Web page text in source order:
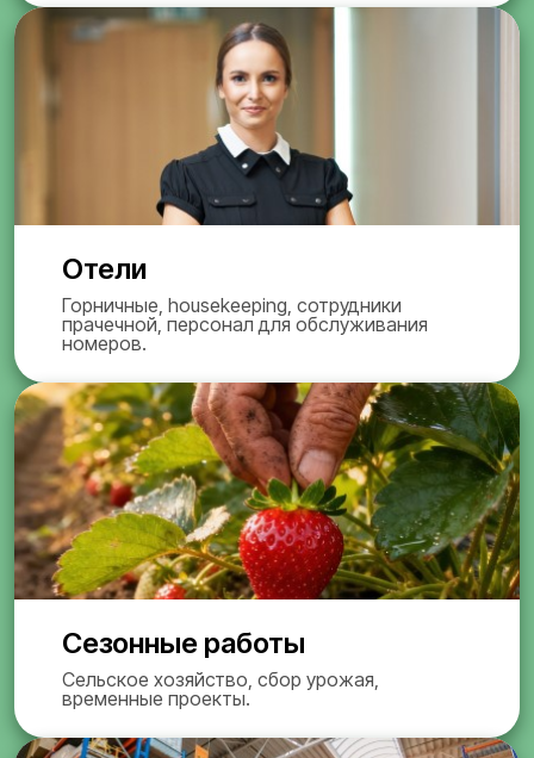
Отели
Горничные, housekeeping, сотрудники
прачечной, персонал для обслуживания
номеров.
Сезонные работы
Сельское хозяйство, сбор урожая,
временные проекты.